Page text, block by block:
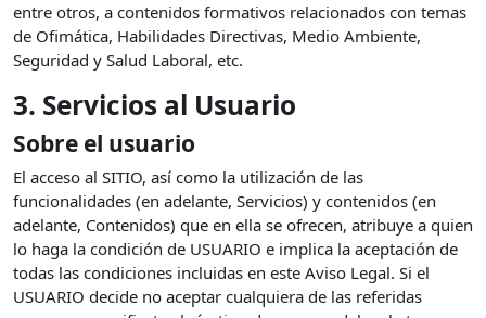
entre otros, a contenidos formativos relacionados con temas
de Ofimática, Habilidades Directivas, Medio Ambiente,
Seguridad y Salud Laboral, etc.
3. Servicios al Usuario
Sobre el usuario
El acceso al SITIO, así como la utilización de las
funcionalidades (en adelante, Servicios) y contenidos (en
adelante, Contenidos) que en ella se ofrecen, atribuye a quien
lo haga la condición de USUARIO e implica la aceptación de
todas las condiciones incluidas en este Aviso Legal. Si el
USUARIO decide no aceptar cualquiera de las referidas